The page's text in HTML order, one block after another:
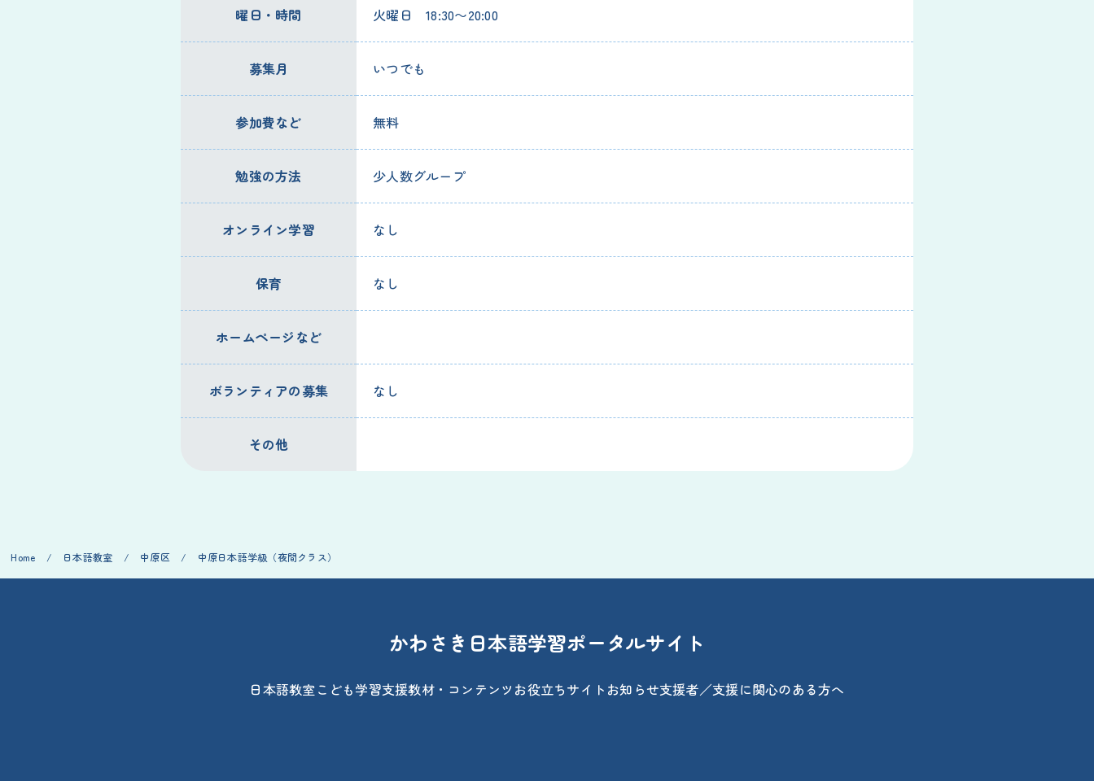
曜日・時間 火曜日 18:30〜20:00
募集月 いつでも
参加費など 無料
勉強の方法 少人数グループ
オンライン学習 なし
保育 なし
ホームページなど
ボランティアの募集 なし
その他
Home / 日本語教室 / 中原区 / 中原日本語学級（夜間クラス）
かわさき日本語学習ポータルサイト
日本語教室 こども学習支援教材・コンテンツ お役立ちサイト お知らせ支援者／支援に関心のある方へ